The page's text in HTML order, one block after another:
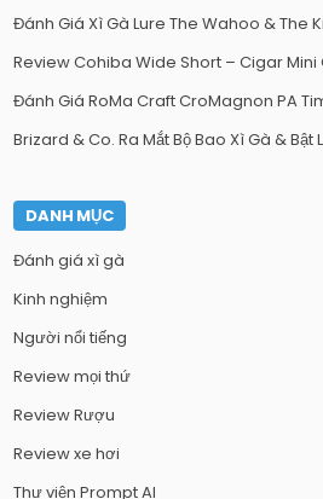
Đánh Giá Xì Gà Lure The Wahoo & The
Review Cohiba Wide Short – Cigar Mini
Đánh Giá RoMa Craft CroMagnon PA
Brizard & Co. Ra Mắt Bộ Bao Xì Gà & Bật
DANH MỤC
Đánh giá xì gà
Kinh nghiệm
Người nổi tiếng
Review mọi thứ
Review Rượu
Review xe hơi
Thư viện Prompt AI